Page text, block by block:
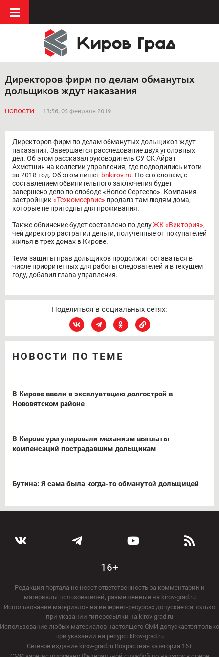
Директоров фирм по делам обманутых
дольщиков ждут наказания
НОВОСТИ 13:56, 05 февраля 2019
Директоров фирм по делам обманутых дольщиков ждут
наказания. Завершается расследование двух уголовных
дел. Об этом рассказал руководитель СУ СК Айрат
Ахметшин на коллегии управления, где подводились итоги
за 2018 год. Об этом пишет bnkirov.ru. По его словам, с
составлением обвинительного заключения будет
завершено дело по слободе «Новое Сергеево». Компания-
застройщик «Техкомсервис» продала там людям дома,
которые не пригодны для проживания.
Также обвинение будет составлено по делуЖК «Виктория»,
чей директор растратил деньги, полученные от покупателей
жилья в трех домах в Кирове.
Тема защиты прав дольщиков продолжит оставаться в
числе приоритетных для работы следователей и в текущем
году, добавил глава управления.
Поделиться в социальных сетях:
НОВОСТИ ПО ТЕМЕ
В Кирове ввели в эксплуатацию долгострой в
Нововятском районе
В Кирове урегулировали механизм выплаты
компенсаций пострадавшим дольщикам
Бутина: Я сама была когда-то обманутой дольщицей
16+
Редакция портала не несет ответственность за комментарии и
материалы пользователей, размещенные на kirov-grad.ru
Использование материалов на интернет-ресурсах допускается только
при указании гиперссылки на kirov-grad.ru
Использование любых материалов настоящего СМИ допускается только
при указании на ресурс: kirov-grad.ru
Сетевое издание kirov-grad.ru Возрастная категория 16+